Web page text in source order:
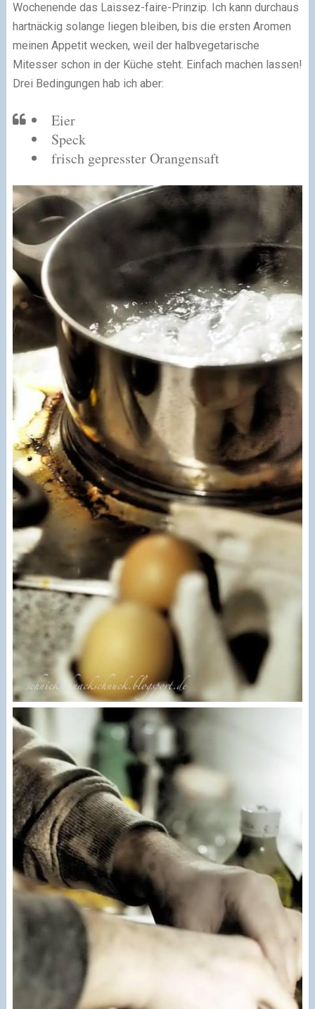
Wochenende das Laissez-faire-Prinzip. Ich kann durchaus
hartnäckig solange liegen bleiben, bis die ersten Aromen
meinen Appetit wecken, weil der halbvegetarische
Mitesser schon in der Küche steht. Einfach machen lassen!
Drei Bedingungen hab ich aber:
Eier
Speck
frisch gepresster Orangensaft